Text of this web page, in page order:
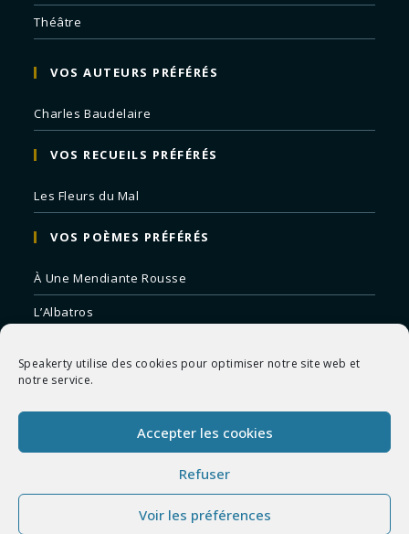
Speakerty utilise des cookies pour optimiser notre site web et
notre service.
Accepter les cookies
Refuser
Voir les préférences
Théâtre
VOS AUTEURS PRÉFÉRÉS
Charles Baudelaire
VOS RECUEILS PRÉFÉRÉS
Les Fleurs du Mal
VOS POÈMES PRÉFÉRÉS
À Une Mendiante Rousse
L’Albatros
Remords Posthume
La Mort des Artistes